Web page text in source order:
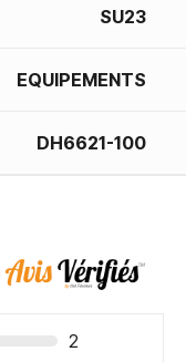
SU23
EQUIPEMENTS
DH6621-100
2